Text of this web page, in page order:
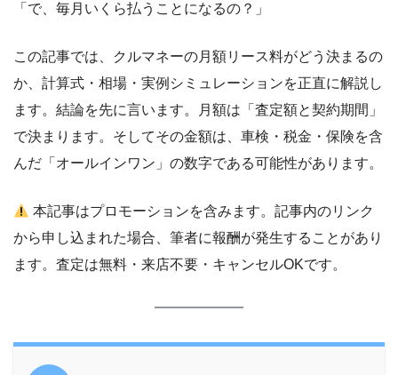
「で、毎月いくら払うことになるの？」
この記事では、クルマネーの月額リース料がどう決まるの
か、計算式・相場・実例シミュレーションを正直に解説し
ます。結論を先に言います。月額は「査定額と契約期間」
で決まります。そしてその金額は、車検・税金・保険を含
んだ「オールインワン」の数字である可能性があります。
本記事はプロモーションを含みます。記事内のリンク
から申し込まれた場合、筆者に報酬が発生することがあり
ます。査定は無料・来店不要・キャンセルOKです。